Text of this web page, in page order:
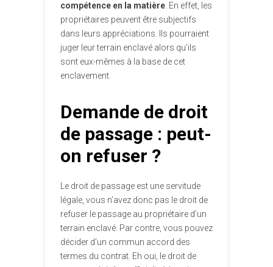
compétence en la matière . En effet, les
propriétaires peuvent être subjectifs
dans leurs appréciations. Ils pourraient
juger leur terrain enclavé alors qu’ils
sont eux-mêmes à la base de cet
enclavement.
Demande de droit
de passage : peut-
on refuser ?
Le droit de passage est une servitude
légale, vous n’avez donc pas le droit de
refuser le passage au propriétaire d’un
terrain enclavé. Par contre, vous pouvez
décider d’un commun accord des
termes du contrat. Eh oui, le droit de